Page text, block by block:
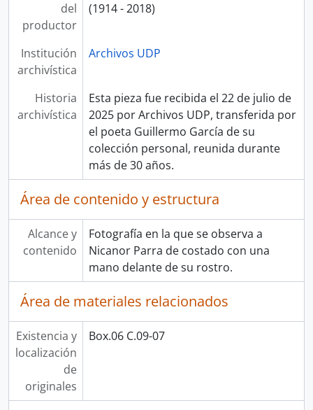
del
productor
(1914 - 2018)
Institución
archivística
Archivos UDP
Historia
archivística
Esta pieza fue recibida el 22 de julio de
2025 por Archivos UDP, transferida por
el poeta Guillermo García de su
colección personal, reunida durante
más de 30 años.
Área de contenido y estructura
Alcance y
contenido
Fotografía en la que se observa a
Nicanor Parra de costado con una
mano delante de su rostro.
Área de materiales relacionados
Existencia y
localización
de
originales
Box.06 C.09-07